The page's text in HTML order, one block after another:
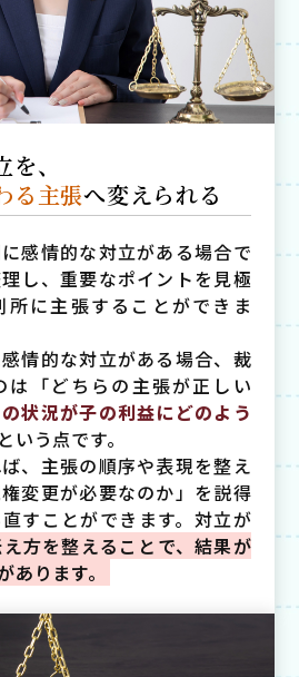
、
る主張へ変えられる
感情的な対立がある場合で
し、重要なポイントを見極
所に主張することができま
情的な対立がある場合、裁
は「どちらの主張が正しい
状況が子の利益にどのよう
という点です。
、主張の順序や表現を整え
変更が必要なのか」を説得
すことができます。対立が
方を整えることで、結果が
あります。